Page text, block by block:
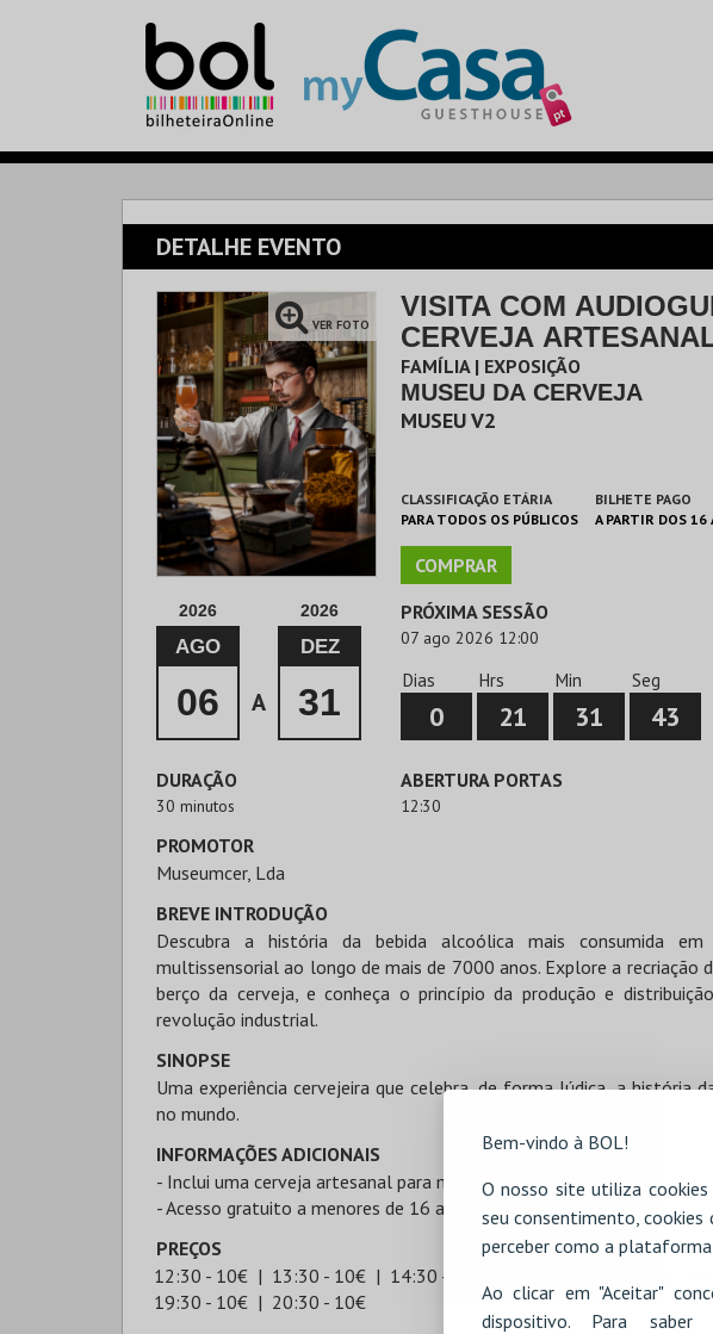
Bem-vindo à BOL!
O nosso site utiliza
seu consentimento, cookies
perceber como a
Ao clicar em "Aceitar"
dispositivo. Para
DETALHE EVENTO
VER FOTO
VISITA COM
CERVEJA
FAMÍLIA | EXPOSIÇÃO
MUSEU DA CERVEJA
MUSEU V2
CLASSIFICAÇÃO ETÁRIA
PARA TODOS OS PÚBLICOS
BILHETE PAGO
A PARTIR DOS 16
COMPRAR
2026
AGO
06 A
2026
DEZ
31
PRÓXIMA SESSÃO
07 ago 2026 12:00
Dias
0
Hrs
21
Min
31
Seg
42
DURAÇÃO
30 minutos
ABERTURA PORTAS
12:30
PROMOTOR
Museumcer, Lda
BREVE INTRODUÇÃO
Descubra a história da bebida alcoólica mais consumida
multissensorial ao longo de mais de 7000 anos. Explore a recriação
berço da cerveja, e conheça o princípio da produção e
revolução industrial.
SINOPSE
Uma experiência cervejeira que celebra, de forma lúdica, a história
no mundo.
INFORMAÇÕES ADICIONAIS
- Inclui uma cerveja artesanal para maiores de 18 anos.
- Acesso gratuito a menores de 16 anos.
PREÇOS
12:30 - 10€
13:30 - 10€ 14:30 - 10€
19:30 - 10€
20:30 - 10€